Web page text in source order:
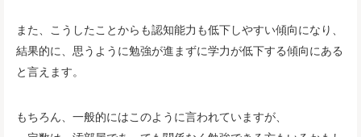
また、こうしたことからも認知能力も低下しやすい傾向になり、
結果的に、思うように勉強が進まずに学力が低下する傾向にある
と言えます。
もちろん、一般的にはこのように言われていますが、